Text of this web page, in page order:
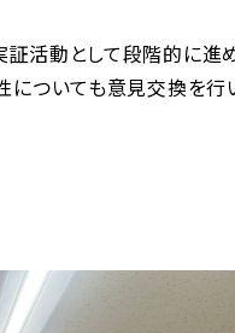
活動として段階的に進
についても意見交換を行